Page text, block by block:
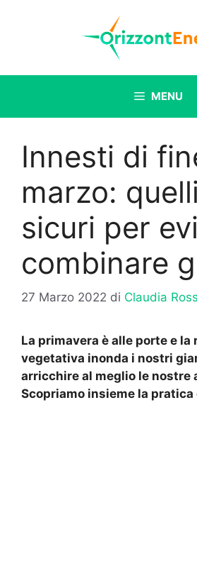
MENU
Innesti di
marzo:
sicuri per
combinare
27 Marzo 2022 di Claudia
La primavera è alle porte e la
vegetativa inonda i nostri
arricchire al meglio le nostre
Scopriamo insieme la pratica